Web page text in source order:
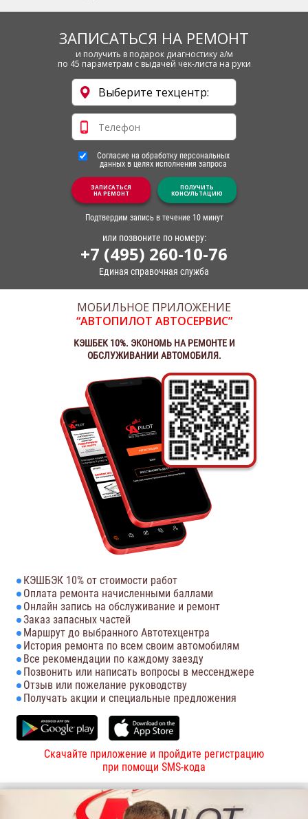
ЗАПИСАТЬСЯ НА РЕМОНТ
и получить в подарок диагностику а/м
по 45 параметрам с выдачей чек-листа на руки
Согласие на обработку персональных
данных в целях исполнения запроса
ЗАПИСАТЬСЯ
НА РЕМОНТ
ПОЛУЧИТЬ
КОНСУЛЬТАЦИЮ
Подтвердим запись в течение 10 минут
или позвоните по номеру:
+7 (495) 260-10-76
Единая справочная служба
МОБИЛЬНОЕ ПРИЛОЖЕНИЕ
“АВТОПИЛОТ АВТОСЕРВИС”
КЭШБЕК 10%. ЭКОНОМЬ НА РЕМОНТЕ И
ОБСЛУЖИВАНИИ АВТОМОБИЛЯ.
КЭШБЭК 10% от стоимости работ
Оплата ремонта начисленными баллами
Онлайн запись на обслуживание и ремонт
Заказ запасных частей
Маршрут до выбранного Автотехцентра
История ремонта по всем своим автомобилям
Все рекомендации по каждому заезду
Позвонить или написать вопросы в мессенджере
Отзыв или пожелание руководству
Получать акции и специальные предложения
Скачайте приложение и пройдите регистрацию
при помощи SMS-кода